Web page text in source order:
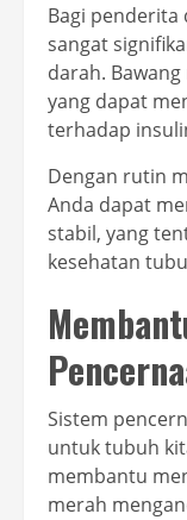
Bagi penderita
sangat
darah.
yang dapat
terhadap
Dengan rutin
Anda dapat
stabil, yang
kesehatan
Sistem
untuk tubuh
membantu
merah